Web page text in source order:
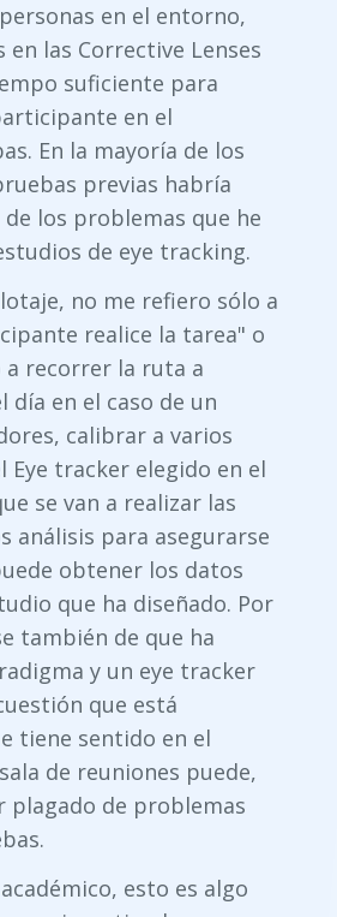
en el entorno,
las Corrective Lenses
suficiente para
en el
En la mayoría de los
previas habría
los problemas que he
de eye tracking.
no me refiero sólo a
realice la tarea" o
a recorrer la ruta a
en el caso de un
calibrar a varios
tracker elegido en el
se van a realizar las
análisis para asegurarse
obtener los datos
que ha diseñado. Por
también de que ha
y un eye tracker
que está
tiene sentido en el
de reuniones puede,
plagado de problemas
esto es algo